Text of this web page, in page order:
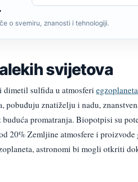
o svemiru, znanosti i tehnologiji.
svijetova
sulfida u atmosferi
pobuđuju znatiželju i nadu,
promatranja. Biopotpisi su
20% Zemljine atmosfere i
astronomi bi mogli otkriti